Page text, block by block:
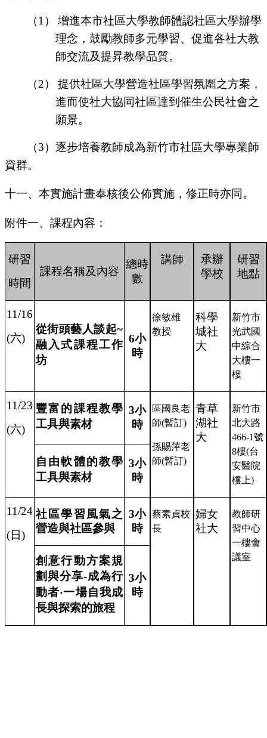
（1）
增進本市社區大學教師體認社區大學辦學
理念，鼓勵教師多元學習、促進各社大教
師交流及提昇教學品質。
（2）
提供社區大學營造社區學習氛圍之方案，
進而使社大協同社區達到催生公民社會之
願景。
（3）逐步培養教師成為新竹市社區大學專業師
資群。
十一、本實施計畫奉核後公佈實施，修正時亦同。
附件一、 課程內容：
研習
時間
課程名稱及內容
總時
數
講師
承辦
學校
研習
地點
11/16
(六)
從街頭藝人談起~
融入式課程工作
坊
6小
時
徐敏雄
教授
科學
城社
大
新竹市
光武國
中綜合
大樓一
樓
11/23
(六)
豐富的課程教學
工具與素材
3小
時
區國良老
師(暫訂)
孫賜萍老
師(暫訂)
青草
湖社
大
新竹市
北大路
466-1號
8樓(台
安醫院
樓上)
自由軟體的教學
工具與素材
3小
時
11/24
(日)
社區學習風氣之
營造與社區參與
3小
時
蔡素貞校
長
婦女
社大
教師研
習中心
一樓會
議室
創意行動方案規
劃與分享-成為行
動者‧一場自我成
長與探索的旅程
3小
時